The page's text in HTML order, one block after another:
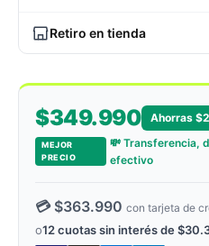
Retiro en tienda
$349.990 Ahorras
MEJOR
PRECIO
💸 Transferencia,
efectivo
💳 $363.990 con tarjeta de
o12 cuotas sin interés de